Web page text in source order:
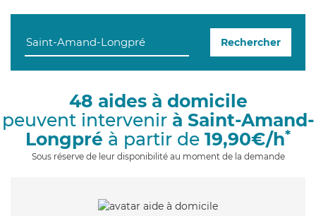
n
g
i
Rechercher
48 aides à domicile
peuvent intervenir à Saint-Amand-
Longpré à partir de 19,90€/h*
Sous réserve de leur disponibilité au moment de la demande